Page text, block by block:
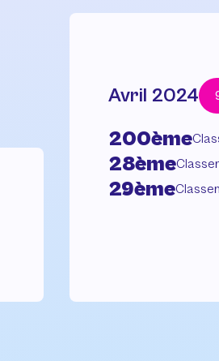
Avril 2024
200ème
28ème
29ème